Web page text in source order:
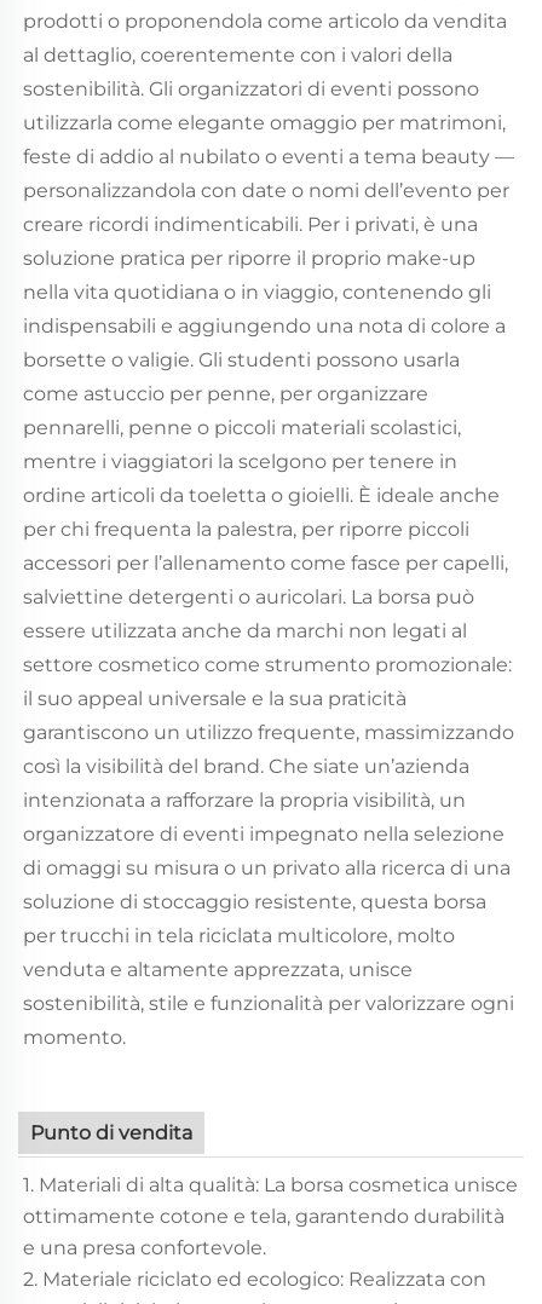
prodotti o proponendola come articolo da vendita
al dettaglio, coerentemente con i valori della
sostenibilità. Gli organizzatori di eventi possono
utilizzarla come elegante omaggio per matrimoni,
feste di addio al nubilato o eventi a tema beauty —
personalizzandola con date o nomi dell’evento per
creare ricordi indimenticabili. Per i privati, è una
soluzione pratica per riporre il proprio make-up
nella vita quotidiana o in viaggio, contenendo gli
indispensabili e aggiungendo una nota di colore a
borsette o valigie. Gli studenti possono usarla
come astuccio per penne, per organizzare
pennarelli, penne o piccoli materiali scolastici,
mentre i viaggiatori la scelgono per tenere in
ordine articoli da toeletta o gioielli. È ideale anche
per chi frequenta la palestra, per riporre piccoli
accessori per l’allenamento come fasce per capelli,
salviettine detergenti o auricolari. La borsa può
essere utilizzata anche da marchi non legati al
settore cosmetico come strumento promozionale:
il suo appeal universale e la sua praticità
garantiscono un utilizzo frequente, massimizzando
così la visibilità del brand. Che siate un’azienda
intenzionata a rafforzare la propria visibilità, un
organizzatore di eventi impegnato nella selezione
di omaggi su misura o un privato alla ricerca di una
soluzione di stoccaggio resistente, questa borsa
per trucchi in tela riciclata multicolore, molto
venduta e altamente apprezzata, unisce
sostenibilità, stile e funzionalità per valorizzare ogni
momento.
Punto di vendita
1. Materiali di alta qualità: La borsa cosmetica unisce
ottimamente cotone e tela, garantendo durabilità
e una presa confortevole.
2. Materiale riciclato ed ecologico: Realizzata con